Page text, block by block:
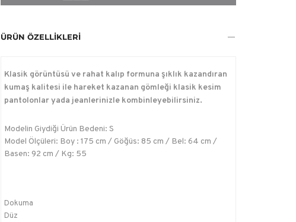
ÜRÜN ÖZELLIKLERI
Klasik görüntüsü ve rahat kalıp formuna şıklık kazandıran
kumaş kalitesi ile hareket kazanan gömleği klasik kesim
pantolonlar yada jeanlerinizle kombinleyebilirsiniz.
Modelin Giydiği Ürün Bedeni: S
Model Ölçüleri: Boy : 175 cm / Göğüs: 85 cm / Bel: 64 cm /
Basen: 92 cm / Kg: 55
Dokuma
Düz